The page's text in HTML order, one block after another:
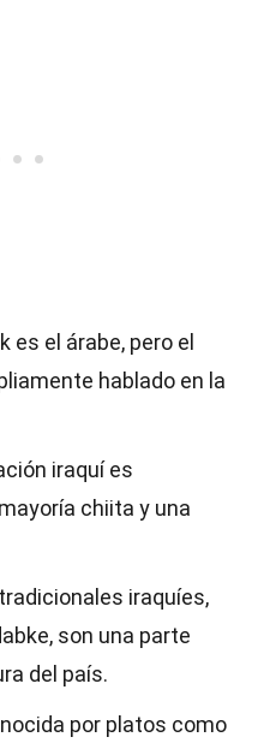
es el árabe, pero el
hablado en la
iraquí es
chiita y una
iraquíes,
son una parte
del país.
por platos como